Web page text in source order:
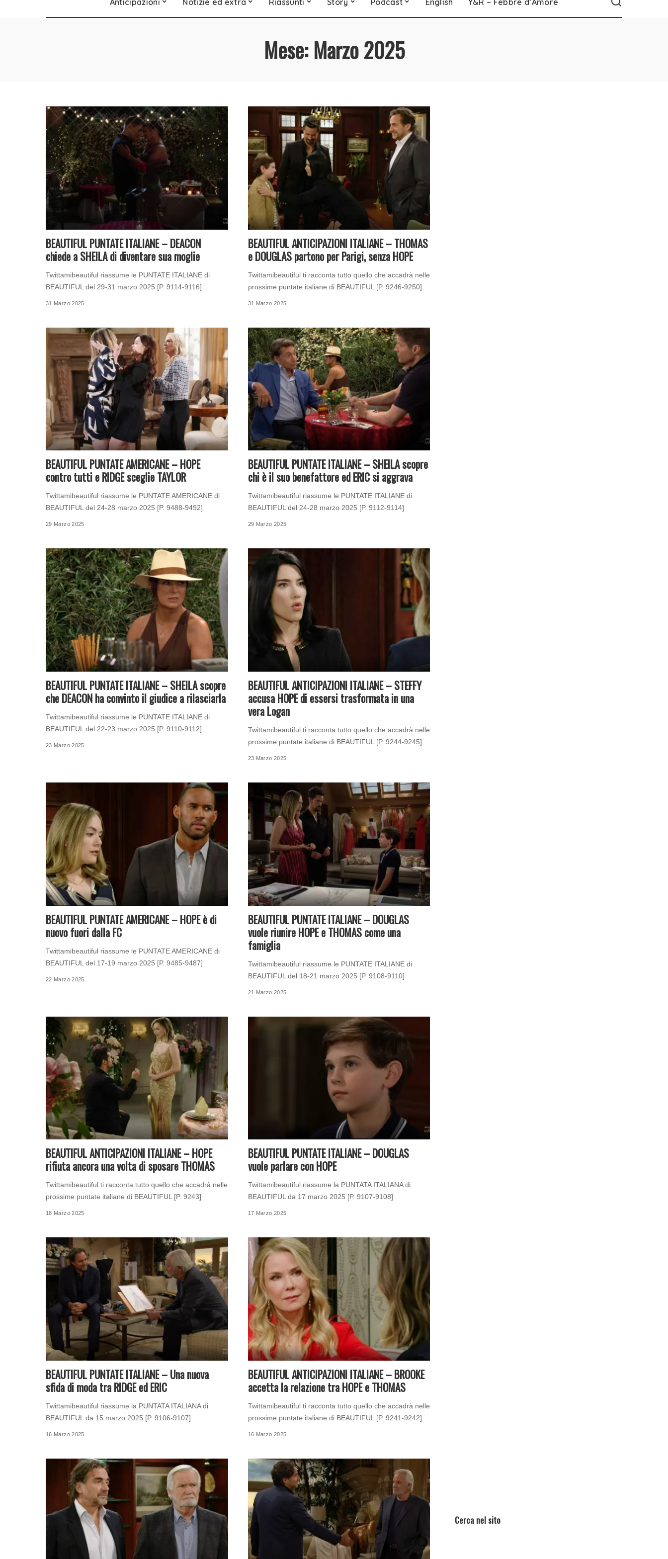
Anticipazioni Notizie ed extra Riassunti Story Podcast English Y&R – Febbre d’Amore
Mese:Marzo 2025
BEAUTIFUL PUNTATE ITALIANE – DEACON
chiede a SHEILA di diventare sua moglie
Twittamibeautiful riassume le PUNTATE ITALIANE di
BEAUTIFUL del 29-31 marzo 2025 [P. 9114-9116]
31 Marzo 2025
BEAUTIFUL ANTICIPAZIONI ITALIANE – THOMAS
e DOUGLAS partono per Parigi, senza HOPE
Twittamibeautiful ti racconta tutto quello che accadrà nelle
prossime puntate italiane di BEAUTIFUL [P. 9246-9250]
31 Marzo 2025
BEAUTIFUL PUNTATE AMERICANE – HOPE
contro tutti e RIDGE sceglie TAYLOR
Twittamibeautiful riassume le PUNTATE AMERICANE di
BEAUTIFUL del 24-28 marzo 2025 [P. 9488-9492]
29 Marzo 2025
BEAUTIFUL PUNTATE ITALIANE – SHEILA scopre
chi è il suo benefattore ed ERIC si aggrava
Twittamibeautiful riassume le PUNTATE ITALIANE di
BEAUTIFUL del 24-28 marzo 2025 [P. 9112-9114]
29 Marzo 2025
BEAUTIFUL PUNTATE ITALIANE – SHEILA scopre
che DEACON ha convinto il giudice a rilasciarla
Twittamibeautiful riassume le PUNTATE ITALIANE di
BEAUTIFUL del 22-23 marzo 2025 [P. 9110-9112]
23 Marzo 2025
BEAUTIFUL ANTICIPAZIONI ITALIANE – STEFFY
accusa HOPE di essersi trasformata in una
vera Logan
Twittamibeautiful ti racconta tutto quello che accadrà nelle
prossime puntate italiane di BEAUTIFUL [P. 9244-9245]
23 Marzo 2025
BEAUTIFUL PUNTATE AMERICANE – HOPE è di
nuovo fuori dalla FC
Twittamibeautiful riassume le PUNTATE AMERICANE di
BEAUTIFUL del 17-19 marzo 2025 [P. 9485-9487]
22 Marzo 2025
BEAUTIFUL PUNTATE ITALIANE – DOUGLAS
vuole riunire HOPE e THOMAS come una
famiglia
Twittamibeautiful riassume le PUNTATE ITALIANE di
BEAUTIFUL del 18-21 marzo 2025 [P. 9108-9110]
21 Marzo 2025
BEAUTIFUL ANTICIPAZIONI ITALIANE – HOPE
rifiuta ancora una volta di sposare THOMAS
Twittamibeautiful ti racconta tutto quello che accadrà nelle
prossime puntate italiane di BEAUTIFUL [P. 9243]
18 Marzo 2025
BEAUTIFUL PUNTATE ITALIANE – DOUGLAS
vuole parlare con HOPE
Twittamibeautiful riassume la PUNTATA ITALIANA di
BEAUTIFUL da 17 marzo 2025 [P. 9107-9108]
17 Marzo 2025
BEAUTIFUL PUNTATE ITALIANE – Una nuova
sfida di moda tra RIDGE ed ERIC
Twittamibeautiful riassume la PUNTATA ITALIANA di
BEAUTIFUL da 15 marzo 2025 [P. 9106-9107]
16 Marzo 2025
BEAUTIFUL ANTICIPAZIONI ITALIANE – BROOKE
accetta la relazione tra HOPE e THOMAS
Twittamibeautiful ti racconta tutto quello che accadrà nelle
prossime puntate italiane di BEAUTIFUL [P. 9241-9242].
16 Marzo 2025
Cerca nel sito